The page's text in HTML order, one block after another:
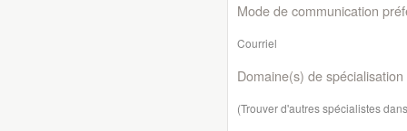
Mode de communication
Courriel
Domaine(s) de spécialisation
(Trouver d'autres spécialistes